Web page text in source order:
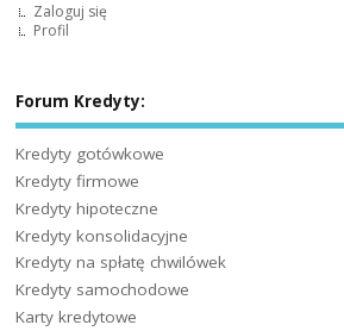
Zaloguj się
Profil
Forum Kredyty:
Kredyty gotówkowe
Kredyty firmowe
Kredyty hipoteczne
Kredyty konsolidacyjne
Kredyty na spłatę chwilówek
Kredyty samochodowe
Karty kredytowe